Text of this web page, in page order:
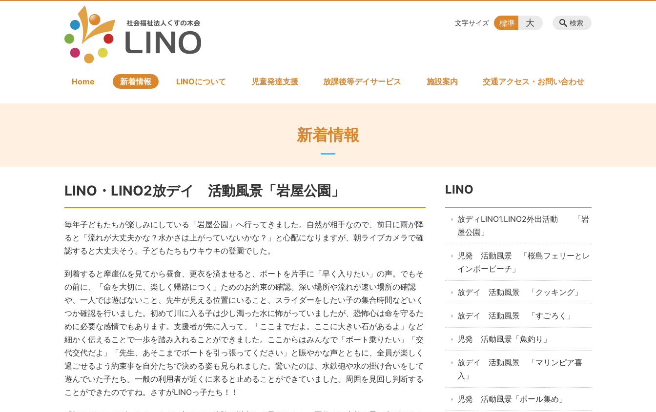
Home 新着情報 LINOについて 児童発達支援 放課後等デイサービス 施設案内 交通アクセス・お問い合わせ
検索
文字サイズ 標準 大
新着情報
LINO・LINO2放デイ 活動風景「岩屋公園」
毎年子どもたちが楽しみにしている「岩屋公園」へ行ってきました。自然が相手なので、前日に雨が降
ると「流れが大丈夫かな？水かさは上がっていないかな？」と心配になりますが、朝ライブカメラで確
認すると大丈夫そう。子どもたちもウキウキの登園でした。
到着すると摩崖仏を見てから昼食、更衣を済ませると、ボートを片手に「早く入りたい」の声。でもそ
の前に、「命を大切に、楽しく帰路につく」ためのお約束の確認。深い場所や流れが速い場所の確認
や、一人では遊ばないこと、先生が見える位置にいること、スライダーをしたい子の集合時間などいく
つか確認を行いました。初めて川に入る子は少し濁った水に怖がっていましたが、恐怖心は命を守るた
めに必要な感情でもあります。支援者が先に入って、「ここまでだよ。ここに大きい石があるよ」など
細かく伝えることで一歩を踏み入れることができました。ここからはみんなで「ボート乗りたい」「交
代交代だよ」「先生、あそこまでボートを引っ張ってください」と賑やかな声とともに、全員が楽しく
過ごせるよう約束事を自分たちで決める姿も見られました。驚いたのは、水鉄砲や水の掛け合いをして
遊んでいた子たち。一般の利用者が近くに来ると止めることができていました。周囲を見回し判断する
ことができたのですね。さすがLINOっ子たち！！
LINO
放ディLINO1.LINO2外出活動 「岩
屋公園」
児発 活動風景 「桜島フェリーとレ
インボービーチ」
放デイ 活動風景 「クッキング」
放デイ 活動風景 「すごろく」
児発 活動風景「魚釣り」
放デイ 活動風景 「マリンピア喜
入」
児発 活動風景「ボール集め」